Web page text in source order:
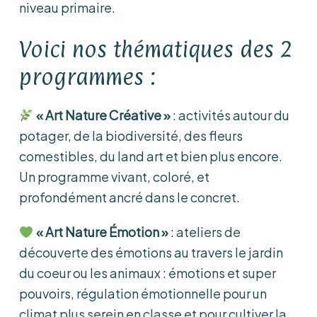
niveau primaire.
Voici nos thématiques des 2
programmes :
« Art Nature Créative »: activités autour du
potager, de la biodiversité, des fleurs
comestibles, du land art et bien plus encore.
Un programme vivant, coloré, et
profondément ancré dans le concret.
« Art Nature Émotion »: ateliers de
découverte des émotions au travers le jardin
du coeur ou les animaux : émotions et super
pouvoirs, régulation émotionnelle pour un